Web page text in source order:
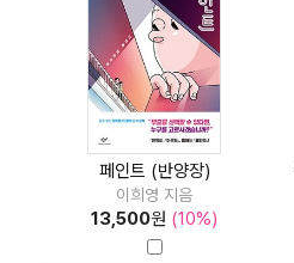
페인트 (반양장)
이희영 지음
13,500원 (10%)